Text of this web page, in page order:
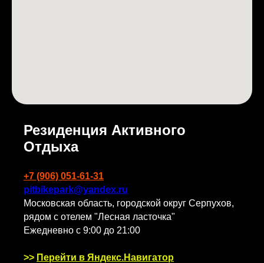
Резиденция Активного
Отдыха
+7 (906) 051-61-31
pitbikepark@yandex.ru
Московская область, городской округ Серпухов,
рядом с отелем "Лесная ласточка"
Ежедневно с 9:00 до 21:00
>> Перейти в Яндекс.Навигатор